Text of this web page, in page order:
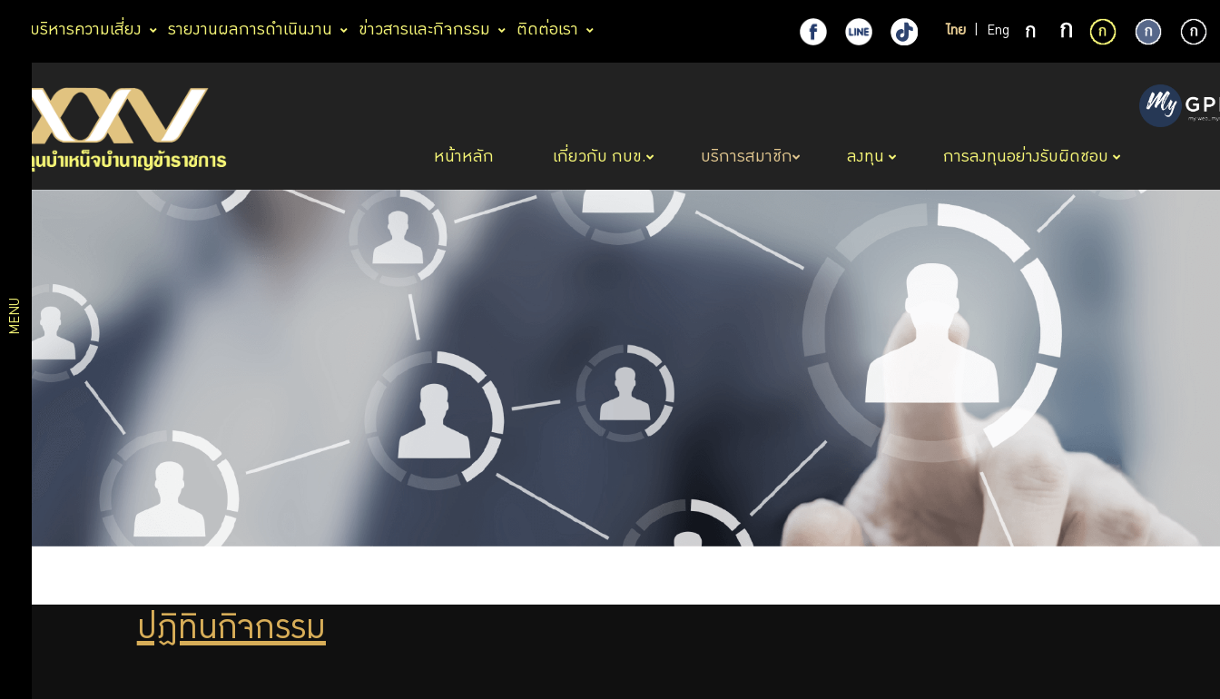
ไทย Eng
การบริหารความเสี่ยง รายงานผลการดำเนินงาน ข่าวสารและกิจกรรม ติดต่อเรา
หน้าหลัก เกี่ยวกับ กบข. บริการสมาชิก ลงทุน การลงทุนอย่างรับผิดชอบ
MENU
สมาชิก
แผนการ
ลงทุน
ออม
เพิ่ม
กิจกรรม
สัมมนา
กบข.
เพื่อ
สมาชิก
กบข.
ปฏิทินกิจกรรม